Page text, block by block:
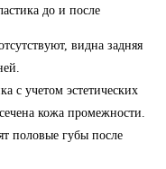
до и после
видна задняя
с учетом эстетических
кожа промежности.
половые губы после